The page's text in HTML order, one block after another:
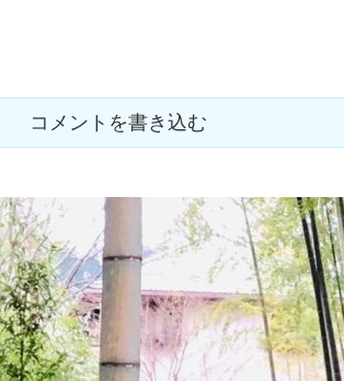
コメントを書き込む